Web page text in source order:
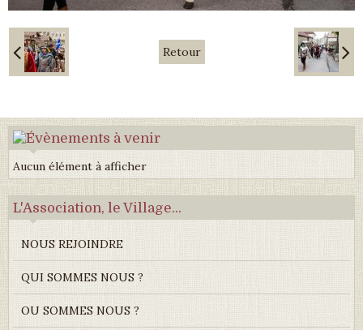
Retour
Aucun élément à afficher
L'Association, le Village...
NOUS REJOINDRE
QUI SOMMES NOUS ?
OU SOMMES NOUS ?